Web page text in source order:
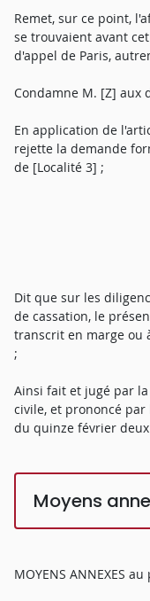
Remet, sur ce point,
se trouvaient avant
d'appel de Paris,
Condamne M. [Z] aux
En application de
rejette la demande
de [Localité 3] ;
Dit que sur les
de cassation, le
transcrit en marge ou
;
Ainsi fait et jugé par
civile, et prononcé
du quinze février
Moyens
MOYENS ANNEXES